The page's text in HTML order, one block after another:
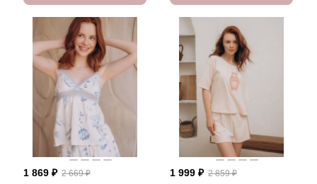
1 869 ₽ 2 669 ₽
1 999 ₽ 2 859 ₽